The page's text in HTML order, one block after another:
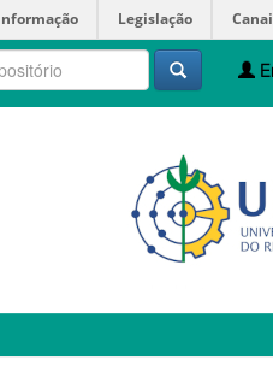
Legislação